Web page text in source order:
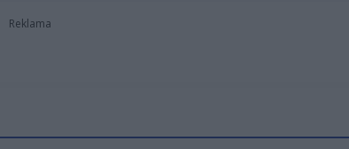
Reklama